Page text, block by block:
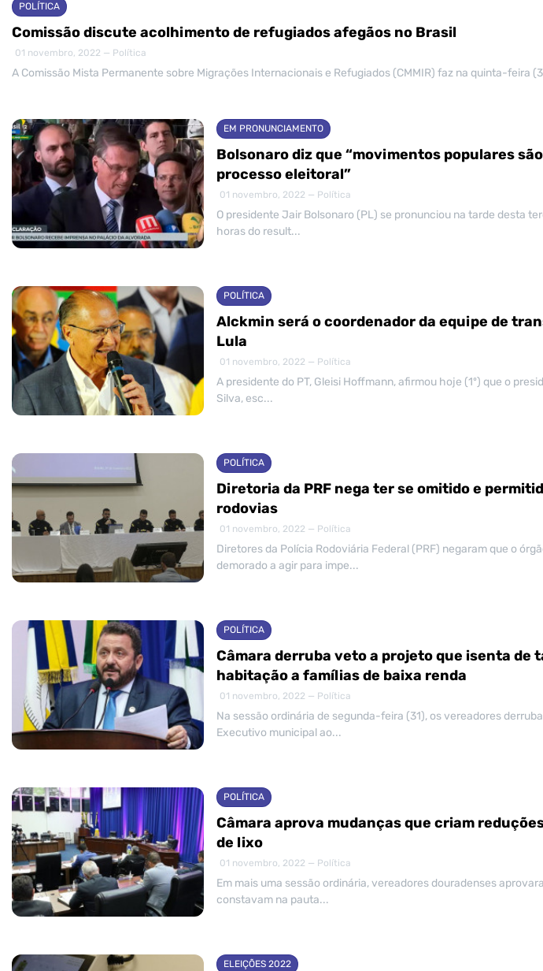
POLÍTICA
Comissão discute acolhimento de refugiados afegãos no Brasil
01 novembro, 2022 — Política
A Comissão Mista Permanente sobre Migrações Internacionais e Refugiados (CMMIR) faz na quinta-feira
EM PRONUNCIAMENTO
Bolsonaro diz que “movimentos populares
processo eleitoral”
01 novembro, 2022 — Política
O presidente Jair Bolsonaro (PL) se pronunciou na tarde desta
horas do result...
POLÍTICA
Alckmin será o coordenador da equipe de
Lula
01 novembro, 2022 — Política
A presidente do PT, Gleisi Hoffmann, afirmou hoje (1º) que o
Silva, esc...
POLÍTICA
Diretoria da PRF nega ter se omitido e
rodovias
01 novembro, 2022 — Política
Diretores da Polícia Rodoviária Federal (PRF) negaram que o
demorado a agir para impe...
POLÍTICA
Câmara derruba veto a projeto que isenta de
habitação a famílias de baixa renda
01 novembro, 2022 — Política
Na sessão ordinária de segunda-feira (31), os vereadores
Executivo municipal ao...
POLÍTICA
Câmara aprova mudanças que criam
de lixo
01 novembro, 2022 — Política
Em mais uma sessão ordinária, vereadores douradenses
constavam na pauta...
ELEIÇÕES 2022